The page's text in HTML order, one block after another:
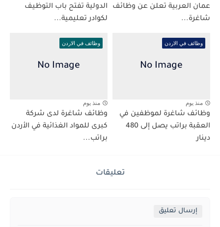
عمان العربية تعلن عن وظائف
شاغرة...
الدولية تفتح باب التوظيف
لكوادر تعليمية...
وظائف في الاردن
منذ يوم
وظائف شاغرة لموظفين في
العقبة براتب يصل إلى 480
دينار
وظائف في الاردن
منذ يوم
وظائف شاغرة لدى شركة
كبرى للمواد الغذائية في الأردن
براتب...
تعليقات
إرسال تعليق